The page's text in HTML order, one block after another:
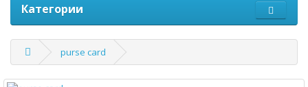
Категории
purse card